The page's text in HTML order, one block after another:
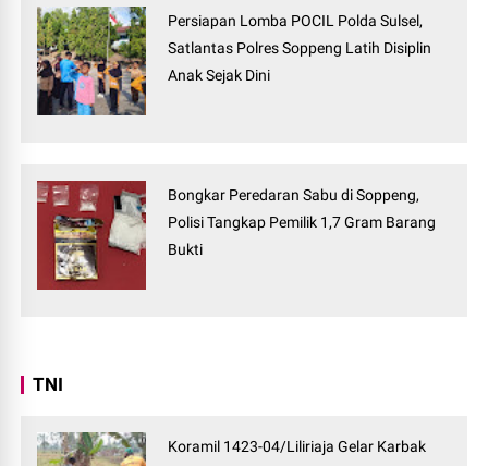
Persiapan Lomba POCIL Polda Sulsel,
Satlantas Polres Soppeng Latih Disiplin
Anak Sejak Dini
Bongkar Peredaran Sabu di Soppeng,
Polisi Tangkap Pemilik 1,7 Gram Barang
Bukti
TNI
Koramil 1423-04/Liliriaja Gelar Karbak